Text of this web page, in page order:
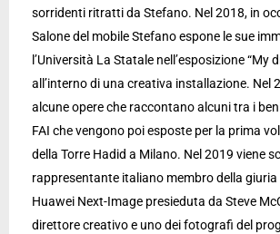
sorridenti ritratti da Stefano. Nel 2018, in
Salone del mobile Stefano espone le sue
l’Università La Statale nell’esposizione “My
all’interno di una creativa installazione. Nel
alcune opere che raccontano alcuni tra i
FAI che vengono poi esposte per la prima
della Torre Hadid a Milano. Nel 2019 viene
rappresentante italiano membro della
Huawei Next-Image presieduta da Steve
direttore creativo e uno dei fotografi del